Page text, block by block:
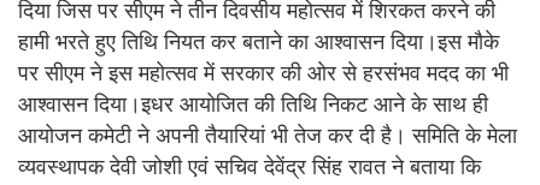
दिया जिस पर सीएम ने तीन दिवसीय महोत्सव में शिरकत करने की
हामी भरते हुए तिथि नियत कर बताने का आश्वासन दिया।इस मौके
पर सीएम ने इस महोत्सव में सरकार की ओर से हरसंभव मदद का भी
आश्वासन दिया।इधर आयोजित की तिथि निकट आने के साथ ही
आयोजन कमेटी ने अपनी तैयारियां भी तेज कर दी है। समिति के मेला
व्यवस्थापक देवी जोशी एवं सचिव देवेंद्र सिंह रावत ने बताया कि